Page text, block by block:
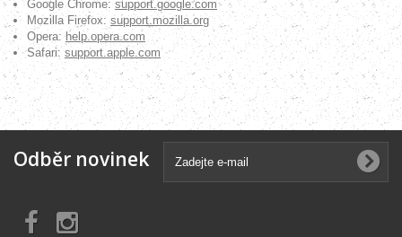
Google Chrome: support.google.com
Mozilla Firefox: support.mozilla.org
Opera:help.opera.com
Safari: support.apple.com
Odběr novinek